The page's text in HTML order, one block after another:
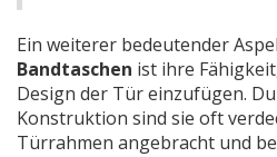
Ein weiterer bedeutender
Bandtaschen ist ihre
Design der Tür einzufügen.
Konstruktion sind sie oft
Türrahmen angebracht und